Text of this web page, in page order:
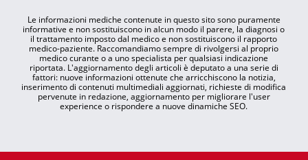
Le informazioni mediche contenute in questo sito sono puramente
informative e non sostituiscono in alcun modo il parere, la diagnosi o
il trattamento imposto dal medico e non sostituiscono il rapporto
medico-paziente. Raccomandiamo sempre di rivolgersi al proprio
medico curante o a uno specialista per qualsiasi indicazione
riportata. L'aggiornamento degli articoli è deputato a una serie di
fattori: nuove informazioni ottenute che arricchiscono la notizia,
inserimento di contenuti multimediali aggiornati, richieste di modifica
pervenute in redazione, aggiornamento per migliorare l'user
experience o rispondere a nuove dinamiche SEO.